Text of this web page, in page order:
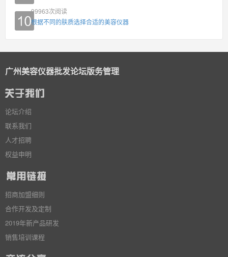
99963次阅读
根据不同的肤质选择合适的美容仪器
广州美容仪器批发论坛版务管理
论坛介绍
联系我们
人才招聘
权益申明
招商加盟细则
合作开发及定制
2019年新产品研发
销售培训课程